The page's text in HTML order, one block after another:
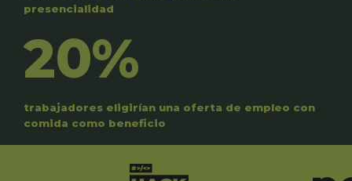
presencialidad
20%
trabajadores eligirían una oferta de empleo con
comida como beneficio